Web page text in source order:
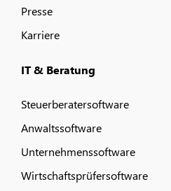
Presse
Karriere
IT & Beratung
Steuerberatersoftware
Anwaltssoftware
Unternehmenssoftware
Wirtschaftsprüfersoftware